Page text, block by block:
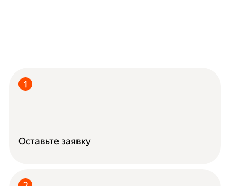
Оставьте заявку